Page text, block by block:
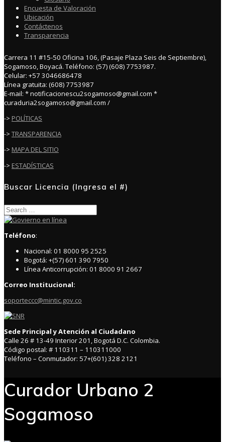
Encuesta de Valoración
Ubicación
Contáctenos
Transparencia
Carrera 11 #15-50 Oficina 106, (Pasaje Plaza Seis de Septiembre),
Sogamoso, Boyacá. Teléfono: (57) (608) 7753987.
Celular: +57 3046686478
Línea gratuita: (608) 7753987
E-mail: * notificacionescu2sogamoso@gmail.com *
curaduria2sogamoso@gmail.com /
-> POLÍTICAS
-> TRANSPARENCIA
-> MAPA DEL SITIO
-> ESTADÍSTICAS
Buscar Licencia (Ingresa el #)
Search
for:
Teléfono:
Nacional: 01 8000 95 2525
Bogotá: +(57) 601 390 7950
Línea Anticorrupción: 01 8000 91 2667
Correo Institucional:
soporteccc@mintic.gov.co
Sede Principal y Atención al Ciudadano
Calle 26 # 13-49 Interior 201, Bogotá D.C. Colombia.
Código postal: # 110311 – 110311000
Teléfono – Conmutador: 57+(601) 328 2121
Curador Urbano 2
Sogamoso